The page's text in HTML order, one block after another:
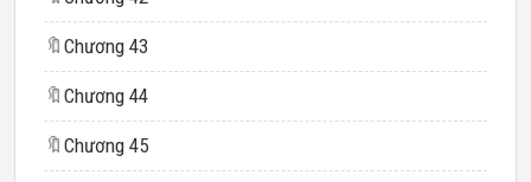
🔖 Chương 43
🔖 Chương 44
🔖 Chương 45